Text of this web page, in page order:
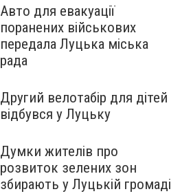
Авто для евакуації
поранених військових
передала Луцька міська
рада
Другий велотабір для дітей
відбувся у Луцьку
Думки жителів про
розвиток зелених зон
збирають у Луцькій громаді